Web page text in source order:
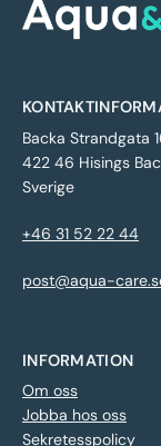
Backa Strandgata
422 46 Hisings
Sverige
+46 31 52 22 44
post@aqua-
INFORMATION
Om oss
Jobba hos oss
Sekretesspolicy